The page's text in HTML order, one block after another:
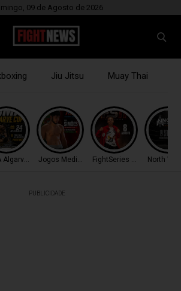
09 de Agosto de 2026
Jiu Jitsu Muay Thai
Algarve CupJogos MediterrâneoFightSeries 11 North
PUBLICIDADE